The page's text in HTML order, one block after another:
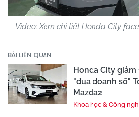
Video: Xem chi tiết Honda City
BÀI LIÊN QUAN
Honda City giảm
"đua doanh số"
Mazda2
Khoa học & Công